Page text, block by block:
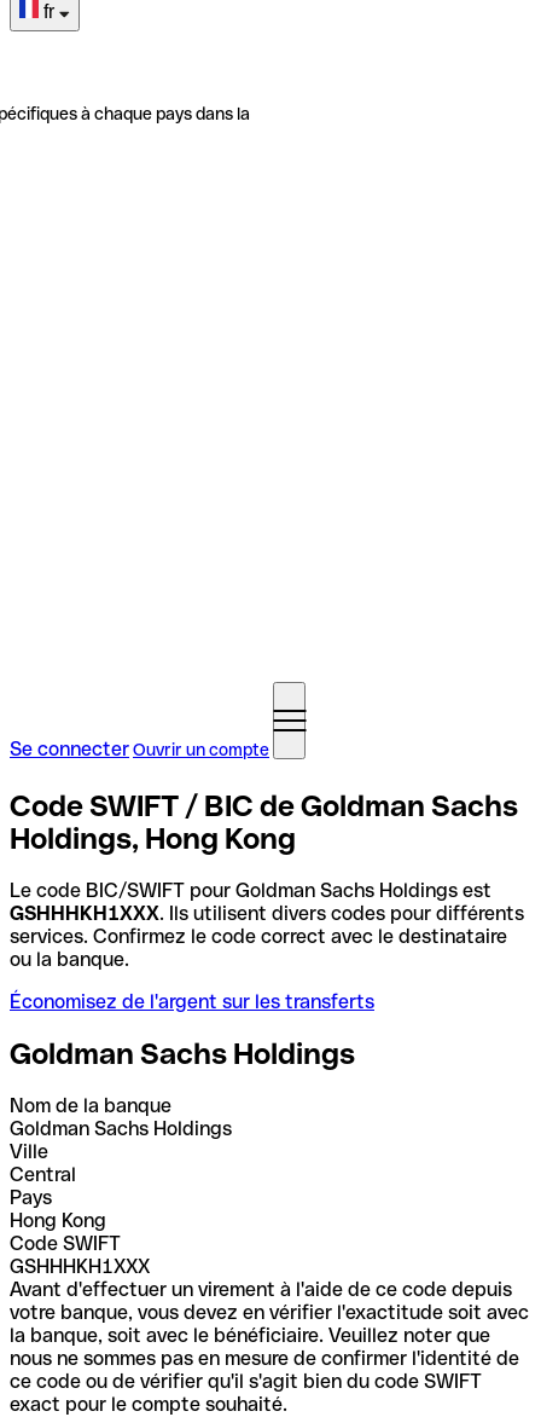
fr
à chaque pays dans la
Se connecterOuvrir un compte
Code SWIFT / BIC de Goldman Sachs
Holdings, Hong Kong
Le code BIC/SWIFT pour Goldman Sachs Holdings est
GSHHHKH1XXX. Ils utilisent divers codes pour différents
services. Confirmez le code correct avec le destinataire
ou la banque.
Économisez de l'argent sur les transferts
Goldman Sachs Holdings
Nom de la banque
Goldman Sachs Holdings
Ville
Central
Pays
Hong Kong
Code SWIFT
GSHHHKH1XXX
Avant d'effectuer un virement à l'aide de ce code depuis
votre banque, vous devez en vérifier l'exactitude soit avec
la banque, soit avec le bénéficiaire. Veuillez noter que
nous ne sommes pas en mesure de confirmer l'identité de
ce code ou de vérifier qu'il s'agit bien du code SWIFT
exact pour le compte souhaité.